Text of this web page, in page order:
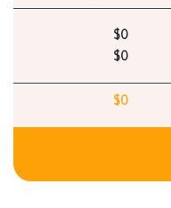
$0
$0
$0